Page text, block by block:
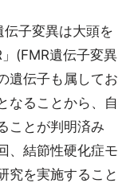
伝子変異は大頭を
(FMR遺伝子変異
遺伝子も属してお
なることから、自
ことが判明済み
、結節性硬化症モ
究を実施すること